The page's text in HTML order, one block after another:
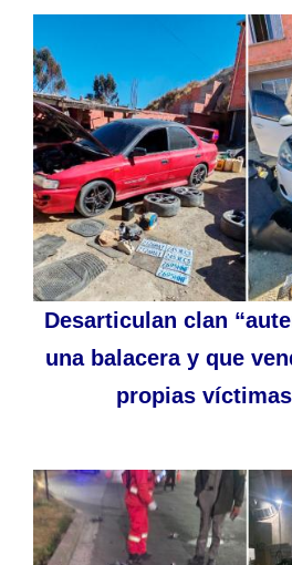
Desarticulan clan
una balacera y que
propias